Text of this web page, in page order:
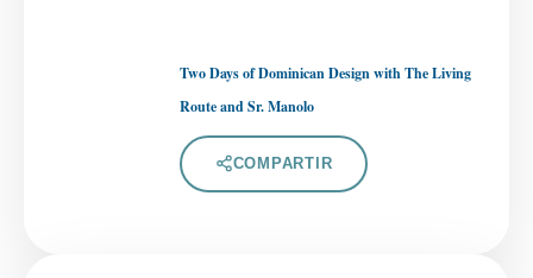
Two Days of Dominican Design with The Living
Route and Sr. Manolo
COMPARTIR